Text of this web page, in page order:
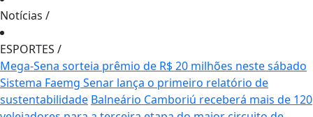
Notícias /
ESPORTES /
Mega-Sena sorteia prêmio de R$ 20 milhões neste sábado
Sistema Faemg Senar lança o primeiro relatório de
sustentabilidade Balneário Camboriú receberá mais de 120